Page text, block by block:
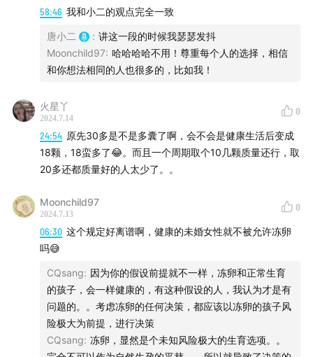
【收听方式】
你可以在小宇宙、喜马拉雅、Apple Podcast、Pocket
Casts找到我们，订阅收听【不上不下】
58:46 我和小二的观点完全一致
唐小二 : 讲这一段的时候我瑟瑟发抖
Moonchild97: 哈哈哈哈不用！尊重每个人的选择，相信
和你想法相同的人也很多的，比如我！
火星丫
2024.7.14
0
24:54 原先30多是不是多囊了啊，会不会是健康生活后变成
18颗，18蛮多了😂。而且一个周期取个10几颗质量还行，取
20多还都质量好的人太少了。。
Moonchild97
2024.7.13
0
06:30 这个规定好离谱啊，健康的未婚女性就不被允许冻卵
吗😅
CQsang: 因为你的假设前提就不一样，冻卵和正常生育
的孩子，会一样健康的，有这种假设的人，我认为才是有
问题的。。考虑冻卵的任何决策，都应该以冻卵的孩子风
险极大为前提，进行决策
CQsang: 冻卵，显然是个未知风险极大的生育选项。。